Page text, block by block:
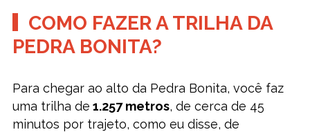
COMO FAZER A TRILHA DA
PEDRA BONITA?
Para chegar ao alto da Pedra Bonita, você faz
uma trilha de 1.257 metros, de cerca de 45
minutos por trajeto, como eu disse, de